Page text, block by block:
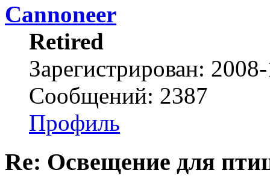
Cannoneer
Retired
Зарегистрирован:
Сообщений: 2387
Профиль
Re: Освещение для